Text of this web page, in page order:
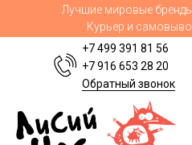
Лучшие мировые
Курьер и
+7 499 391 81 56
+7 916 653 28 20
Обратный звонок